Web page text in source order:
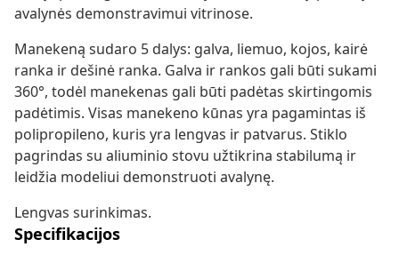
avalynės demonstravimui vitrinose.
Manekeną sudaro 5 dalys: galva, liemuo, kojos, kairė
ranka ir dešinė ranka. Galva ir rankos gali būti sukami
360°, todėl manekenas gali būti padėtas skirtingomis
padėtimis. Visas manekeno kūnas yra pagamintas iš
polipropileno, kuris yra lengvas ir patvarus. Stiklo
pagrindas su aliuminio stovu užtikrina stabilumą ir
leidžia modeliui demonstruoti avalynę.
Lengvas surinkimas.
Specifikacijos